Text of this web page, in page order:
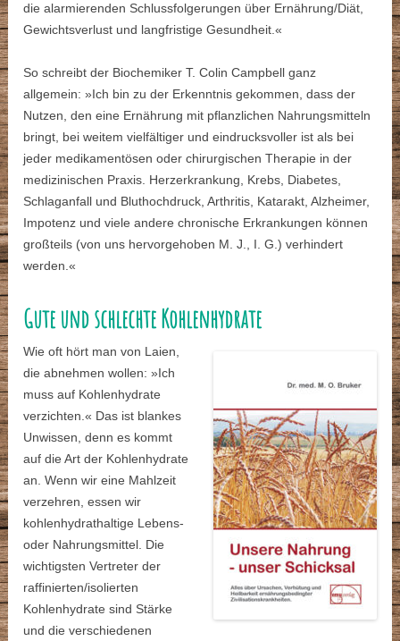
die alarmierenden Schlussfolgerungen über Ernährung/Diät,
Gewichtsverlust und langfristige Gesundheit.«
So schreibt der Biochemiker T. Colin Campbell ganz
allgemein: »Ich bin zu der Erkenntnis gekommen, dass der
Nutzen, den eine Ernährung mit pflanzlichen Nahrungsmitteln
bringt, bei weitem vielfältiger und eindrucksvoller ist als bei
jeder medikamentösen oder chirurgischen Therapie in der
medizinischen Praxis. Herzerkrankung, Krebs, Diabetes,
Schlaganfall und Bluthochdruck, Arthritis, Katarakt, Alzheimer,
Impotenz und viele andere chronische Erkrankungen können
großteils (von uns hervorgehoben M. J., I. G.) verhindert
werden.«
Gute und schlechte Kohlenhydrate
Wie oft hört man von Laien,
die abnehmen wollen: »Ich
muss auf Kohlenhydrate
verzichten.« Das ist blankes
Unwissen, denn es kommt
auf die Art der Kohlenhydrate
an. Wenn wir eine Mahlzeit
verzehren, essen wir
kohlenhydrathaltige Lebens-
oder Nahrungsmittel. Die
wichtigsten Vertreter der
raffinierten/isolierten
Kohlenhydrate sind Stärke
und die verschiedenen